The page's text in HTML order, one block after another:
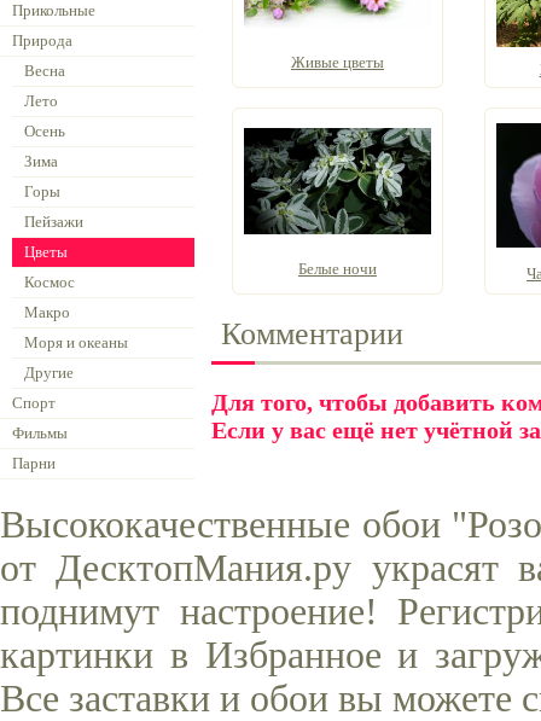
Прикольные
Природа
Весна
Лето
Осень
Зима
Горы
Пейзажи
Цветы
Космос
Макро
Моря и океаны
Другие
Спорт
Фильмы
Парни
Живые цветы
Белые ночи
Комментарии
Для того, чтобы добавить
Если у вас ещё нет учётной
Высококачественные обои
от ДесктопМания.ру украсят
поднимут настроение!
картинки в Избранное и
Все заставки и обои вы можете